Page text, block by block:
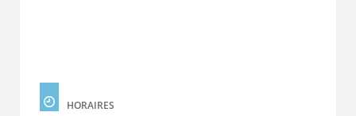
HORAIRES